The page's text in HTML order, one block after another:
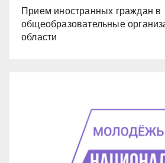
Прием иностранных граждан в
общеобразовательные
области